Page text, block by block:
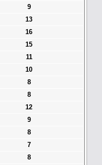
9
13
16
15
11
10
8
8
12
9
8
7
8